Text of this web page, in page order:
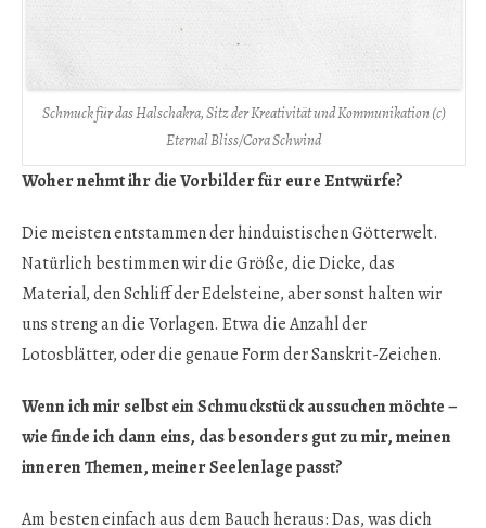
Schmuck für das Halschakra, Sitz der Kreativität und Kommunikation (c)
Eternal Bliss/Cora Schwind
Woher nehmt ihr die Vorbilder für eure Entwürfe?
Die meisten entstammen der hinduistischen Götterwelt.
Natürlich bestimmen wir die Größe, die Dicke, das
Material, den Schliff der Edelsteine, aber sonst halten wir
uns streng an die Vorlagen. Etwa die Anzahl der
Lotosblätter, oder die genaue Form der Sanskrit-Zeichen.
Wenn ich mir selbst ein Schmuckstück aussuchen möchte –
wie finde ich dann eins, das besonders gut zu mir, meinen
inneren Themen, meiner Seelenlage passt?
Am besten einfach aus dem Bauch heraus: Das, was dich